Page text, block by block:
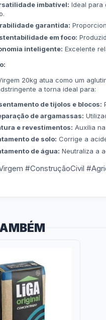
imbatível: Ideal para
garantida:
em foco:
inteligente: Excelente
20kg atua como um
a torna ideal para:
de tijolos e blocos:
de argamassas:
e revestimentos: Auxilia
de solo: Corrige a
de água: Neutraliza a
#ConstruçãoCivil